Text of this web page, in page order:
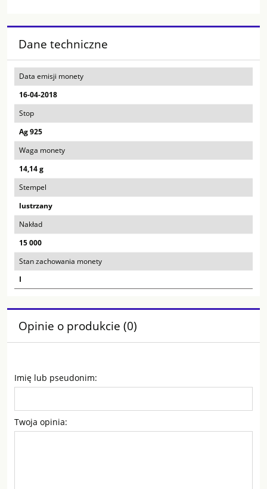
Dane techniczne
Data emisji monety
16-04-2018
Stop
Ag 925
Waga monety
14,14 g
Stempel
lustrzany
Nakład
15 000
Stan zachowania monety
I
Opinie o produkcie (0)
Imię lub pseudonim:
Twoja opinia: